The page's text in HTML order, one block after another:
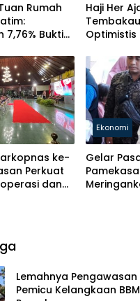
Rumah
7,76% Bukti
Haji Her
Optimistis
Timur
ke-
Perkuat
dan
Ekonomi
Gelar
Lemahnya
Pemicu Kelangkaan